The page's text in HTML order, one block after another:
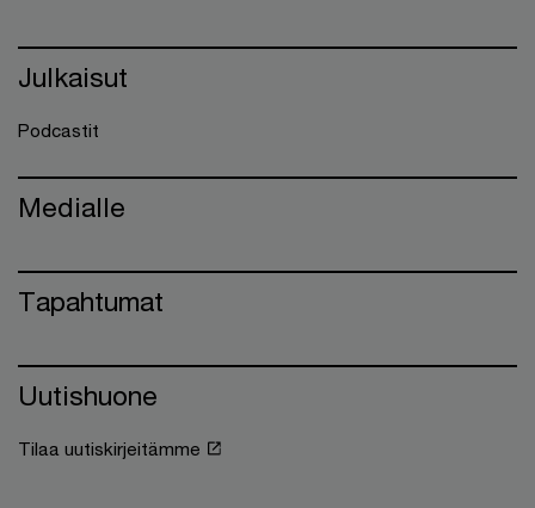
Julkaisut
Podcastit
Medialle
Tapahtumat
Uutishuone
Tilaa uutiskirjeitämme